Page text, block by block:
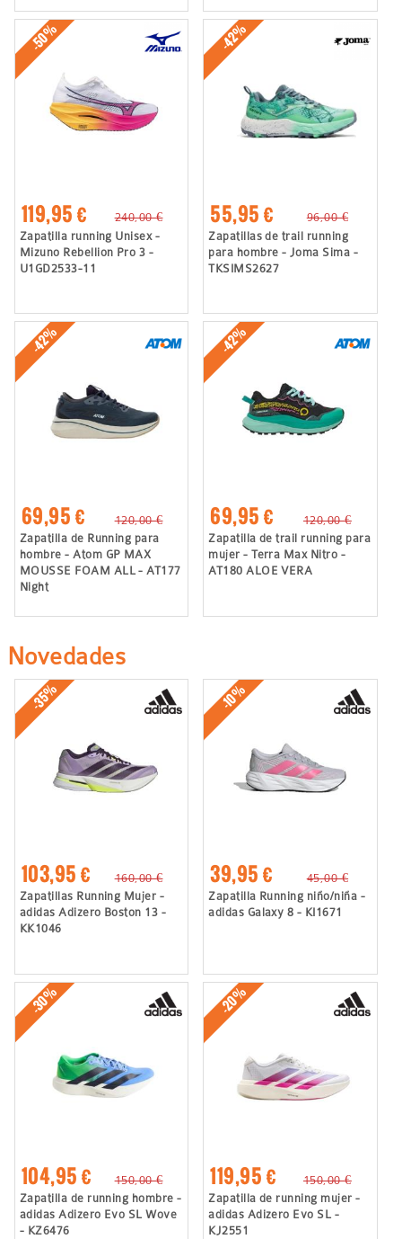
-50%
119,95 €
240,00 €
Zapatilla running Unisex -
Mizuno Rebellion Pro 3 -
U1GD2533-11
-42%
55,95 €
96,00 €
Zapatillas de trail running
para hombre - Joma Sima -
TKSIMS2627
-42%
69,95 €
120,00 €
Zapatilla de Running para
hombre - Atom GP MAX
MOUSSE FOAM ALL - AT177
Night
-42%
69,95 €
120,00 €
Zapatilla de trail running para
mujer - Terra Max Nitro -
AT180 ALOE VERA
Novedades
-35%
103,95 €
160,00 €
Zapatillas Running Mujer -
adidas Adizero Boston 13 -
KK1046
-10%
39,95 €
45,00 €
Zapatilla Running niño/niña -
adidas Galaxy 8 - KI1671
-30%
104,95 €
150,00 €
Zapatilla de running hombre -
adidas Adizero Evo SL Wove
- KZ6476
-20%
119,95 €
150,00 €
Zapatilla de running mujer -
adidas Adizero Evo SL -
KJ2551